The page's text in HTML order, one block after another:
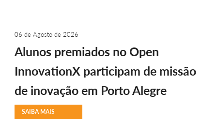
06 de Agosto de 2026
Alunos premiados no Open
InnovationX participam de missão
de inovação em Porto Alegre
SAIBA MAIS